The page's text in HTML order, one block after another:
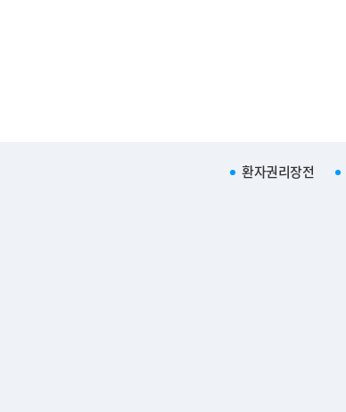
환자권리장전